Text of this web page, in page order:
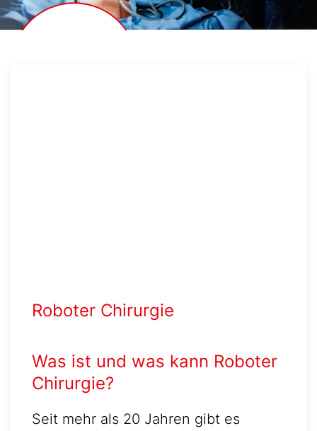
Roboter Chirurgie
Was ist und was kann Roboter
Chirurgie?
Seit mehr als 20 Jahren gibt es